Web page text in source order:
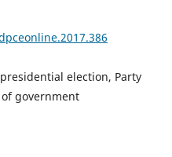
election, Party
of government